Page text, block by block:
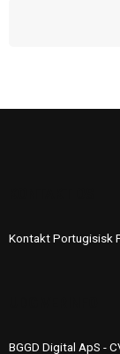
Kontakt Portugisisk
BGGD Digital ApS -